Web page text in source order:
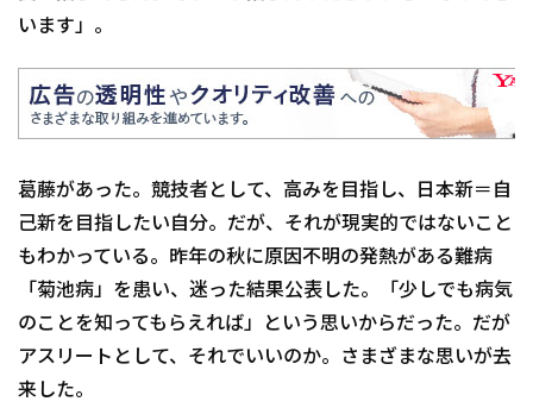
います」。
葛藤があった。競技者として、高みを目指し、日本新＝自
己新を目指したい自分。だが、それが現実的ではないこと
もわかっている。昨年の秋に原因不明の発熱がある難病
「菊池病」を患い、迷った結果公表した。「少しでも病気
のことを知ってもらえれば」という思いからだった。だが
アスリートとして、それでいいのか。さまざまな思いが去
来した。